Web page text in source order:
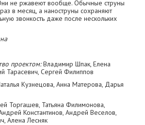
не ржавеют вообще. Обычные струны
в месяц, а наноструны сохраняют
звонкость даже после нескольких
проектом:Владимир Шпак, Елена
Тарасевич, Сергей Филиппов
Кузнецова, Анна Матерова, Дарья
Торгашев, Татьяна Филимонова,
Константинов, Андрей Веселов,
Алена Лесняк